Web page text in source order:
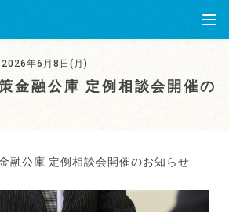
2026年6月8日(月)
金融公庫 定例相談会開催の
融公庫 定例相談会開催のお知らせ